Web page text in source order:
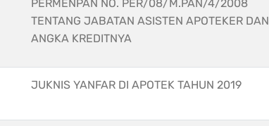
PERMENPAN NO. PER/08/M.PAN/4/2008
TENTANG JABATAN ASISTEN APOTEKER DAN
ANGKA KREDITNYA
JUKNIS YANFAR DI APOTEK TAHUN 2019